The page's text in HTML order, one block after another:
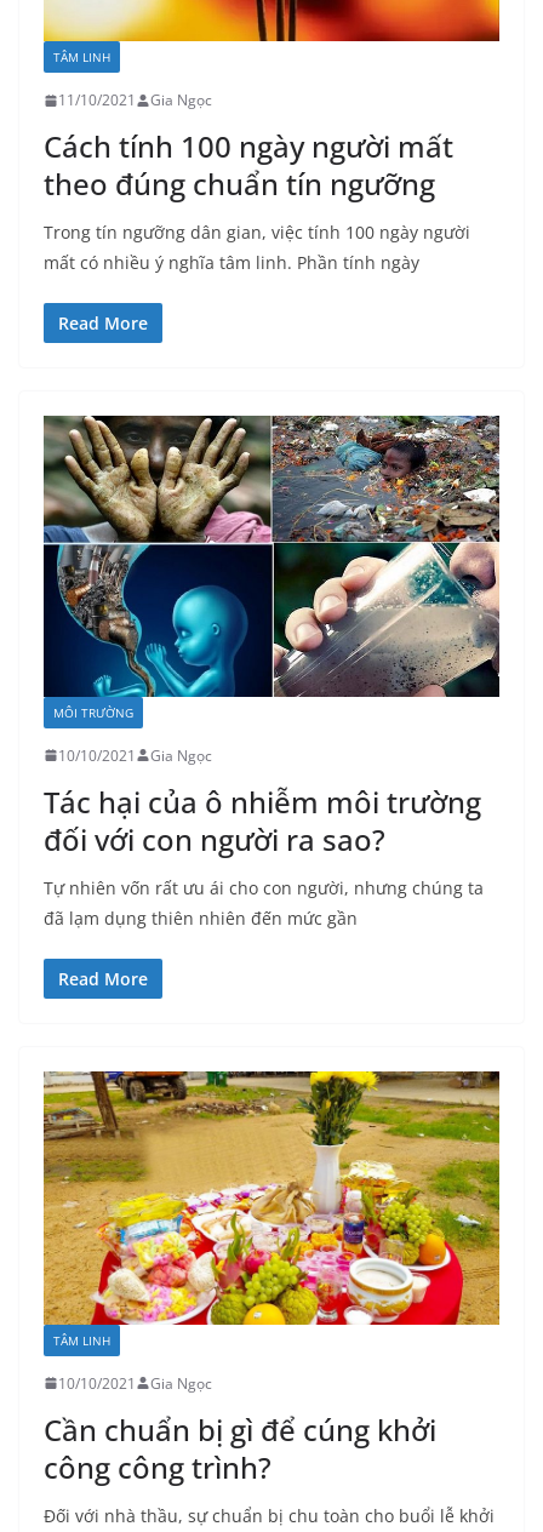
TÂM LINH
11/10/2021 Gia Ngọc
Cách tính 100 ngày người mất
theo đúng chuẩn tín ngưỡng
Trong tín ngưỡng dân gian, việc tính 100 ngày người
mất có nhiều ý nghĩa tâm linh. Phần tính ngày
Read More
MÔI TRƯỜNG
10/10/2021 Gia Ngọc
Tác hại của ô nhiễm môi trường
đối với con người ra sao?
Tự nhiên vốn rất ưu ái cho con người, nhưng chúng ta
đã lạm dụng thiên nhiên đến mức gần
Read More
TÂM LINH
10/10/2021 Gia Ngọc
Cần chuẩn bị gì để cúng khởi
công công trình?
Đối với nhà thầu, sự chuẩn bị chu toàn cho buổi lễ khởi